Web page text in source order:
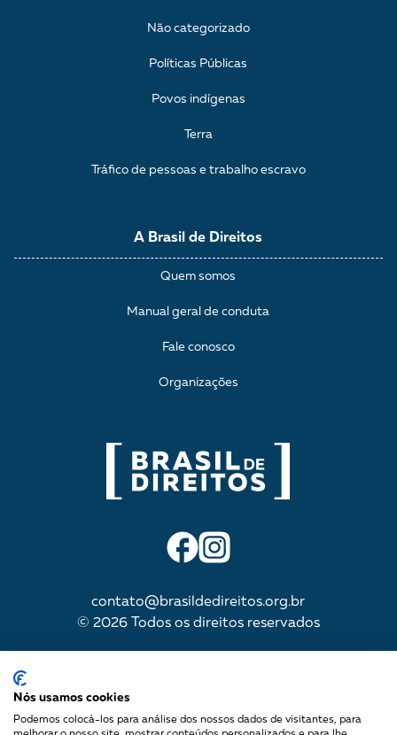
contato@brasildedireitos.org.br
© 2026 Todos os direitos reservados
A Brasil de Direitos
Quem somos
Manual geral de conduta
Fale conosco
Organizações
Não categorizado
Políticas Públicas
Povos indígenas
Terra
Tráfico de pessoas e trabalho escravo
Nós usamos cookies
Podemos colocá-los para análise dos nossos dados de visitantes, para